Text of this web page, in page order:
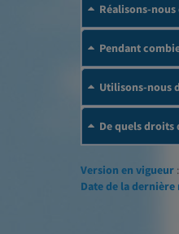
Réalisons-
Pendant
Utilisons-nous
De quels droits
Version en vigueur
Date de la